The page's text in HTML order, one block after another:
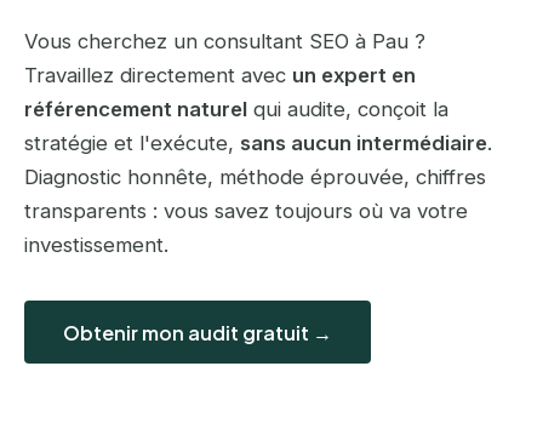
Vous cherchez un consultant SEO à Pau ?
Travaillez directement avec un expert en
référencement naturel qui audite, conçoit la
stratégie et l'exécute, sans aucun intermédiaire.
Diagnostic honnête, méthode éprouvée, chiffres
transparents : vous savez toujours où va votre
investissement.
Obtenir mon audit gratuit →